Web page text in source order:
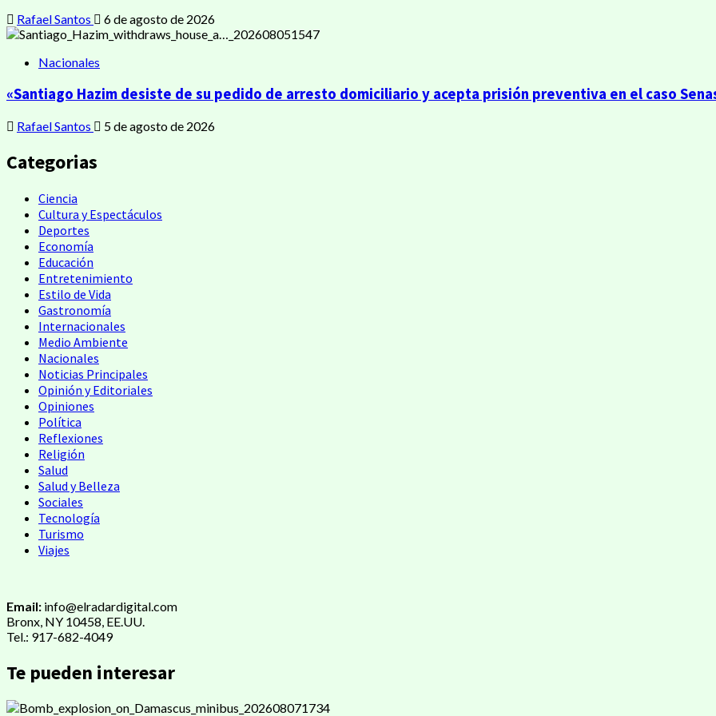
Rafael Santos 6 de agosto de 2026
Nacionales
«Santiago Hazim desiste de su pedido de arresto domiciliario y acepta prisión preventiva en el caso
Rafael Santos 5 de agosto de 2026
Categorias
Ciencia
Cultura y Espectáculos
Deportes
Economía
Educación
Entretenimiento
Estilo de Vida
Gastronomía
Internacionales
Medio Ambiente
Nacionales
Noticias Principales
Opinión y Editoriales
Opiniones
Política
Reflexiones
Religión
Salud
Salud y Belleza
Sociales
Tecnología
Turismo
Viajes
Email: info@elradardigital.com
Bronx, NY 10458, EE.UU.
Tel.: 917-682-4049
Te pueden interesar